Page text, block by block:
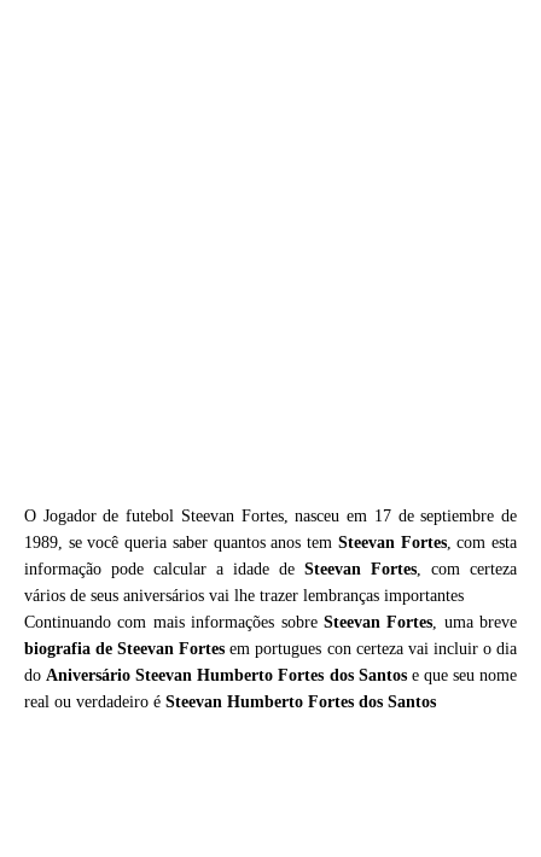
O Jogador de futebol Steevan Fortes, nasceu em 17 de septiembre de
1989, se você queria saber quantos anos tem Steevan Fortes, com esta
informação pode calcular a idade de Steevan Fortes, com certeza
vários de seus aniversários vai lhe trazer lembranças importantes
Continuando com mais informações sobre Steevan Fortes, uma breve
biografia deSteevan Fortes em portugues con certeza vai incluir o dia
doAniversário Steevan Humberto Fortes dos Santose que seu nome
real ou verdadeiro é Steevan Humberto Fortes dos Santos